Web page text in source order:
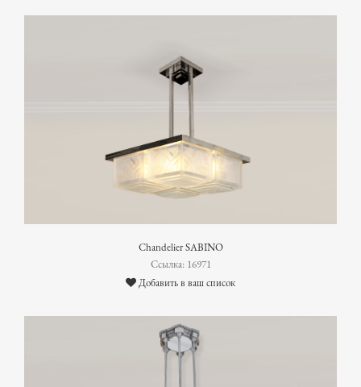
Chandelier SABINO
Ссылка: 16971
Добавить в ваш список